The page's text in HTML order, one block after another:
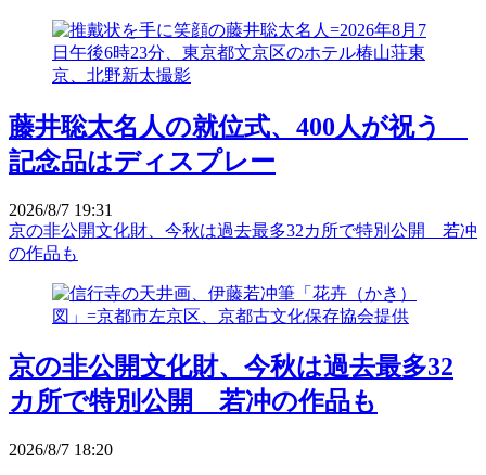
藤井聡太名人の就位式、400人が祝う
記念品はディスプレー
2026/8/7 19:31
京の非公開文化財、今秋は過去最多32カ所で特別公開 若冲
の作品も
京の非公開文化財、今秋は過去最多32
カ所で特別公開 若冲の作品も
2026/8/7 18:20